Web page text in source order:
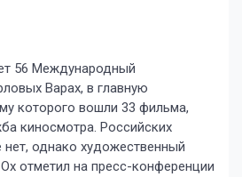
56 Международный
Варах, в главную
которого вошли 33 фильма,
киносмотра. Российских
нет, однако художественный
отметил на пресс-конференции